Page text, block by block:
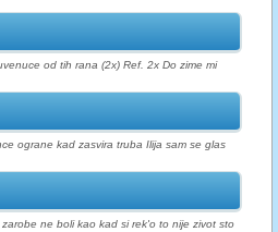
od tih rana (2x) Ref. 2x Do zime mi
ograne kad zasvira truba Ilija sam se glas
ne boli kao kad si rek'o to nije zivot sto